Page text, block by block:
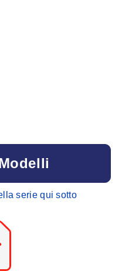
serie qui sotto